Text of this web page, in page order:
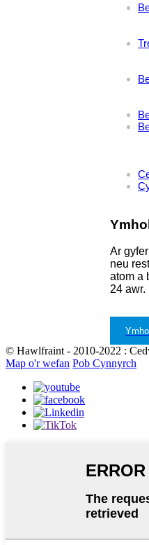
Ar
neu
atom a
24 awr.
© Hawlfraint - 2010-2022 :
Map o'r wefan Pob Cynnyrch